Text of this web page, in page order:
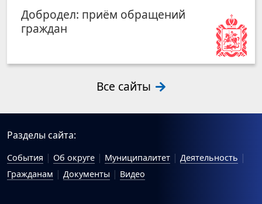
Добродел: приём обращений
граждан
Все сайты
Разделы сайта:
События Об округе Муниципалитет
Деятельность
Гражданам
Документы Видео